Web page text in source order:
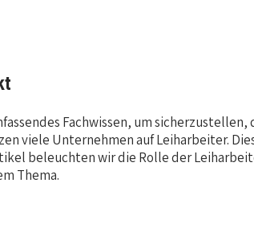
Fachwissen, um
viele Unternehmen auf Leiharbeiter.
beleuchten wir die Rolle der
Thema.